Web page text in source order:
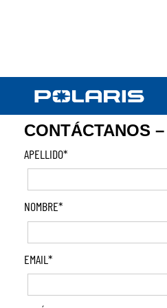
CONTÁCTANOS
APELLIDO*
NOMBRE*
EMAIL*